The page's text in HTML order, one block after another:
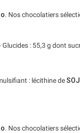
. Nos chocolatiers
: 55,3 g dont
: lécithine de
. Nos chocolatiers